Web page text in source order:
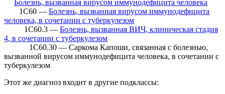
Болезнь, вызванная вирусом иммунодефицита человека
1C60 — Болезнь, вызванная вирусом иммунодефицита
человека, в сочетании с туберкулезом
1C60.3 — Болезнь, вызванная ВИЧ, клиническая стадия
4, в сочетании с туберкулезом
1C60.30 — Саркома Капоши, связанная с болезнью,
вызванной вирусом иммунодефицита человека, в сочетании с
туберкулезом
Этот же диагноз входит в другие подклассы: